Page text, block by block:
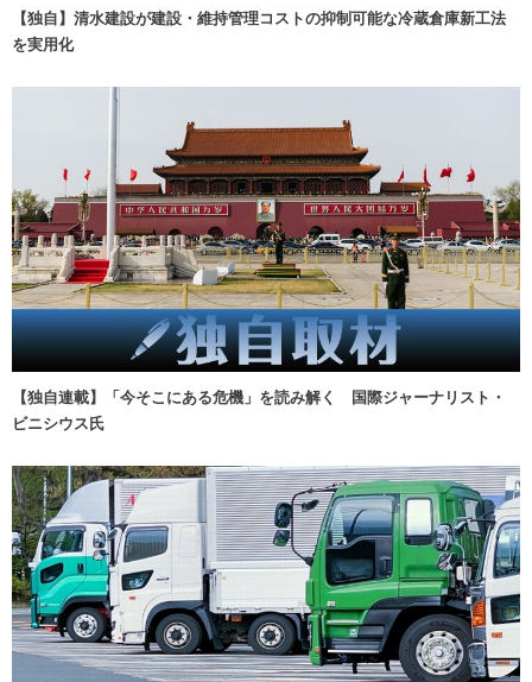
【独自】清水建設が建設・維持管理コストの抑制可能な冷蔵倉庫新工法
を実用化
【独自連載】「今そこにある危機」を読み解く 国際ジャーナリスト・
ビニシウス氏